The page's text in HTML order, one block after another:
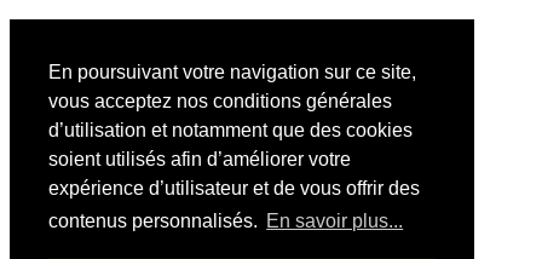
En poursuivant votre navigation sur ce site,
vous acceptez nos conditions générales
d’utilisation et notamment que des cookies
soient utilisés afin d’améliorer votre
expérience d’utilisateur et de vous offrir des
contenus personnalisés. En savoir plus...